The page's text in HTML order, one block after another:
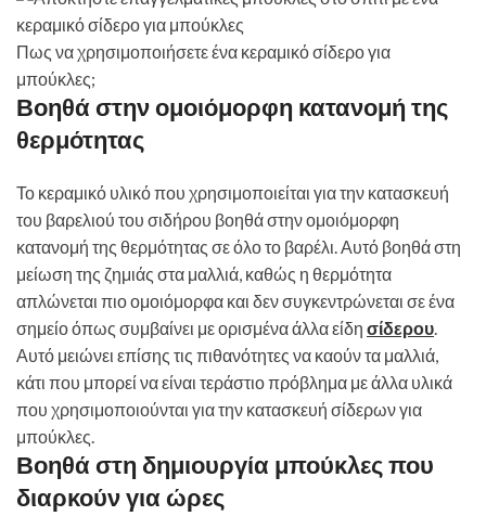
Πως να χρησιμοποιήσετε ένα κεραμικό σίδερο για
μπούκλες;
Βοηθά στην ομοιόμορφη κατανομή της
θερμότητας
Το κεραμικό υλικό που χρησιμοποιείται για την κατασκευή
του βαρελιού του σιδήρου βοηθά στην ομοιόμορφη
κατανομή της θερμότητας σε όλο το βαρέλι. Αυτό βοηθά στη
μείωση της ζημιάς στα μαλλιά, καθώς η θερμότητα
απλώνεται πιο ομοιόμορφα και δεν συγκεντρώνεται σε ένα
σημείο όπως συμβαίνει με ορισμένα άλλα είδη σίδερου.
Αυτό μειώνει επίσης τις πιθανότητες να καούν τα μαλλιά,
κάτι που μπορεί να είναι τεράστιο πρόβλημα με άλλα υλικά
που χρησιμοποιούνται για την κατασκευή σίδερων για
μπούκλες.
Βοηθά στη δημιουργία μπούκλες που
διαρκούν για ώρες